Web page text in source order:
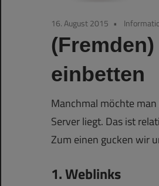
16. August 2015
einbetten
Manchmal möchte
Server liegt. Das ist
Zum einen gucken wir
1. Weblinks